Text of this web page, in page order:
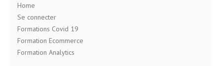
Home
Se connecter
Formations Covid 19
Formation Ecommerce
Formation Analytics